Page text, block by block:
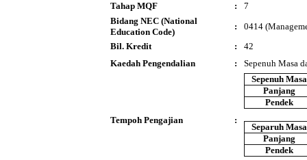
Tahap MQF
:
7
Bidang NEC (National
Education Code)
:
0414
Bil. Kredit
:
42
Kaedah Pengendalian
: Sepenuh Masa
Tempoh Pengajian :
Sepenuh Masa
Panjang
Pendek
Separuh Masa
Panjang
Pendek